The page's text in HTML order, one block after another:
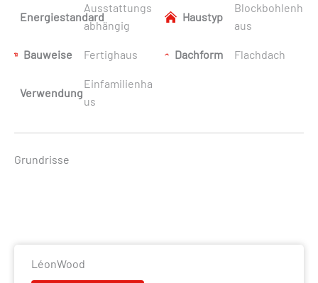
Energiestandard
Ausstattungs
abhängig
Haustyp
Blockbohlenh
aus
Bauweise Fertighaus Dachform Flachdach
Verwendung
Einfamilienha
us
Grundrisse
LéonWood